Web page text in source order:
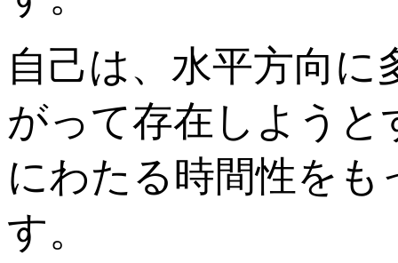
自己は、水平方向
がって存在しよう
にわたる時間性を
す。